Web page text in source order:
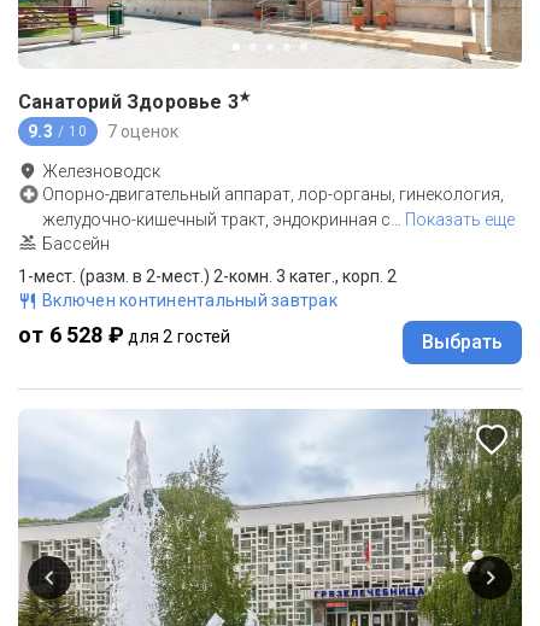
Санаторий Здоровье 3★
9.3 / 10 7 оценок
Железноводск
Опорно-двигательный аппарат, лор-органы, гинекология,
желудочно-кишечный тракт, эндокринная с
Показать еще
Бассейн
1-мест. (разм. в 2-мест.) 2-комн. 3 катег., корп. 2
Включен континентальный завтрак
от 6 528 ₽ для 2 гостей Выбрать